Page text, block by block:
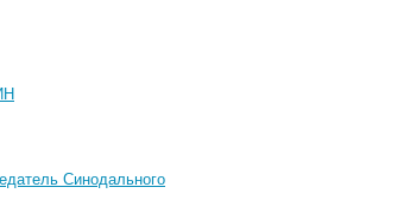
Синодального